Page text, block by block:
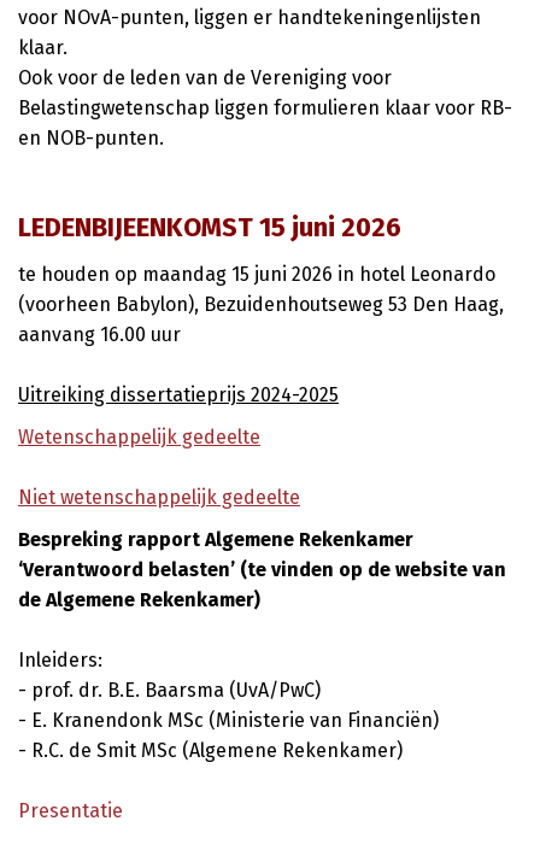
voor NOvA-punten, liggen er handtekeningenlijsten
klaar.
Ook voor de leden van de Vereniging voor
Belastingwetenschap liggen formulieren klaar voor RB-
en NOB-punten.
LEDENBIJEENKOMST 15 juni 2026
te houden op maandag 15 juni 2026 in hotel Leonardo
(voorheen Babylon), Bezuidenhoutseweg 53 Den Haag,
aanvang 16.00 uur
Uitreiking dissertatieprijs 2024-2025
Wetenschappelijk gedeelte
Niet wetenschappelijk gedeelte
Bespreking rapport Algemene Rekenkamer
‘Verantwoord belasten’ (te vinden op de website van
de Algemene Rekenkamer)
Inleiders:
- prof. dr. B.E. Baarsma (UvA/PwC)
- E. Kranendonk MSc (Ministerie van Financiën)
- R.C. de Smit MSc (Algemene Rekenkamer)
Presentatie